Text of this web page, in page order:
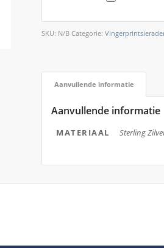
SKU: N/B Categorie:
Aanvullende informatie
Aanvullende informatie
MATERIAAL Sterling